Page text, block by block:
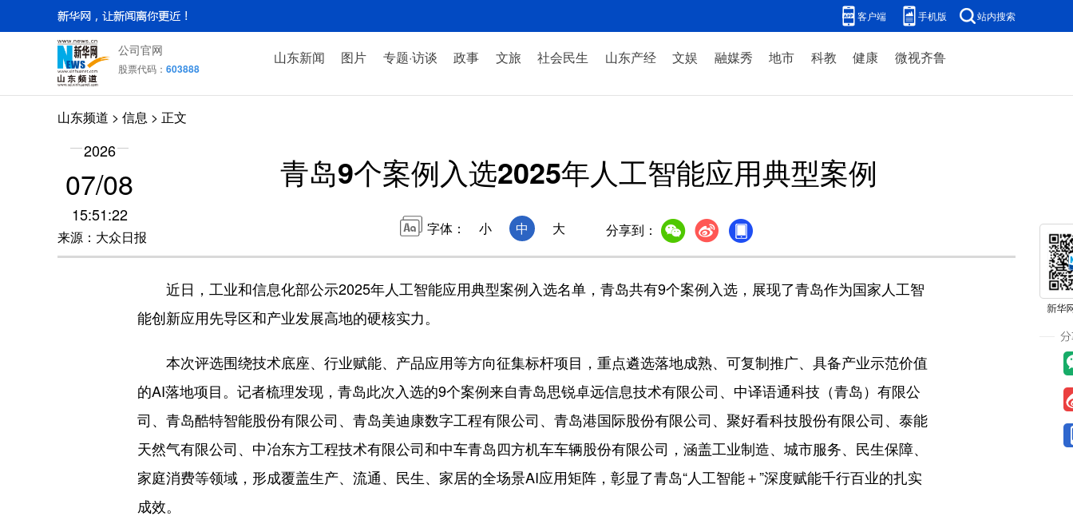
客户端 手机版 站内搜索
公司官网
股票代码： 603888
山东新闻 图片 专题·访谈 政事 文旅 社会民生 山东产经 文娱 融媒秀 地市 科教 健康 微视齐鲁
山东频道 > 信息 > 正文
2026
07/08
15:51:22
来源：大众日报
青岛9个案例入选2025年人工智能应用典型案例
字体： 小 中 大 分享到：
近日，工业和信息化部公示2025年人工智能应用典型案例入选名单，青岛共有9个案例入选，展现了青岛作为国家人工智
能创新应用先导区和产业发展高地的硬核实力。
本次评选围绕技术底座、行业赋能、产品应用等方向征集标杆项目，重点遴选落地成熟、可复制推广、具备产业示范价值
的AI落地项目。记者梳理发现，青岛此次入选的9个案例来自青岛思锐卓远信息技术有限公司、中译语通科技（青岛）有限公
司、青岛酷特智能股份有限公司、青岛美迪康数字工程有限公司、青岛港国际股份有限公司、聚好看科技股份有限公司、泰能
天然气有限公司、中冶东方工程技术有限公司和中车青岛四方机车车辆股份有限公司，涵盖工业制造、城市服务、民生保障、
家庭消费等领域，形成覆盖生产、流通、民生、家居的全场景AI应用矩阵，彰显了青岛“人工智能＋”深度赋能千行百业的扎实
成效。